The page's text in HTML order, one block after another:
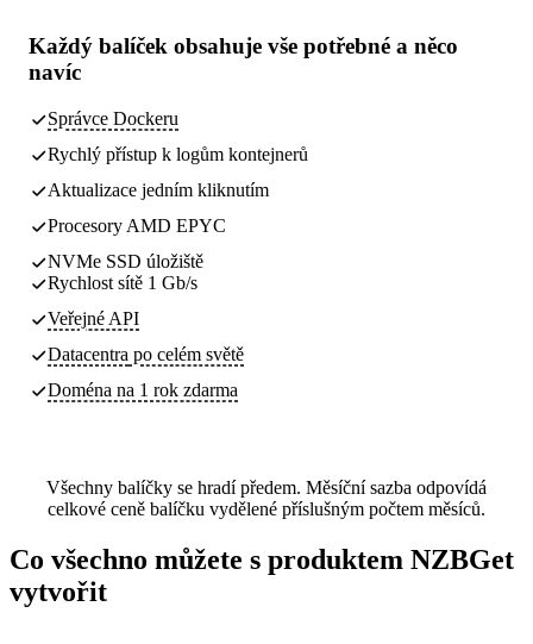
Každý balíček obsahuje vše potřebné a něco
navíc
Správce Dockeru
Rychlý přístup k logům kontejnerů
Aktualizace jedním kliknutím
Procesory AMD EPYC
NVMe SSD úložiště
Rychlost sítě 1 Gb/s
Veřejné API
Datacentra po celém světě
Doména na 1 rok zdarma
Všechny balíčky se hradí předem. Měsíční sazba odpovídá
celkové ceně balíčku vydělené příslušným počtem měsíců.
Co všechno můžete s produktem NZBGet
vytvořit